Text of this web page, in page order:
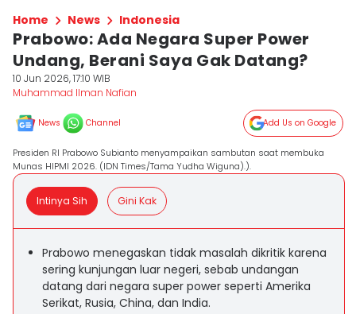
Home News Indonesia
Prabowo: Ada Negara Super Power
Undang, Berani Saya Gak Datang?
10 Jun 2026, 17:10 WIB
Muhammad Ilman Nafian
News Channel Add Us on Google
Presiden RI Prabowo Subianto menyampaikan sambutan saat membuka
Munas HIPMI 2026. (IDN Times/Tama Yudha Wiguna).).
Intinya Sih Gini Kak
Prabowo menegaskan tidak masalah dikritik karena
sering kunjungan luar negeri, sebab undangan
datang dari negara super power seperti Amerika
Serikat, Rusia, China, dan India.